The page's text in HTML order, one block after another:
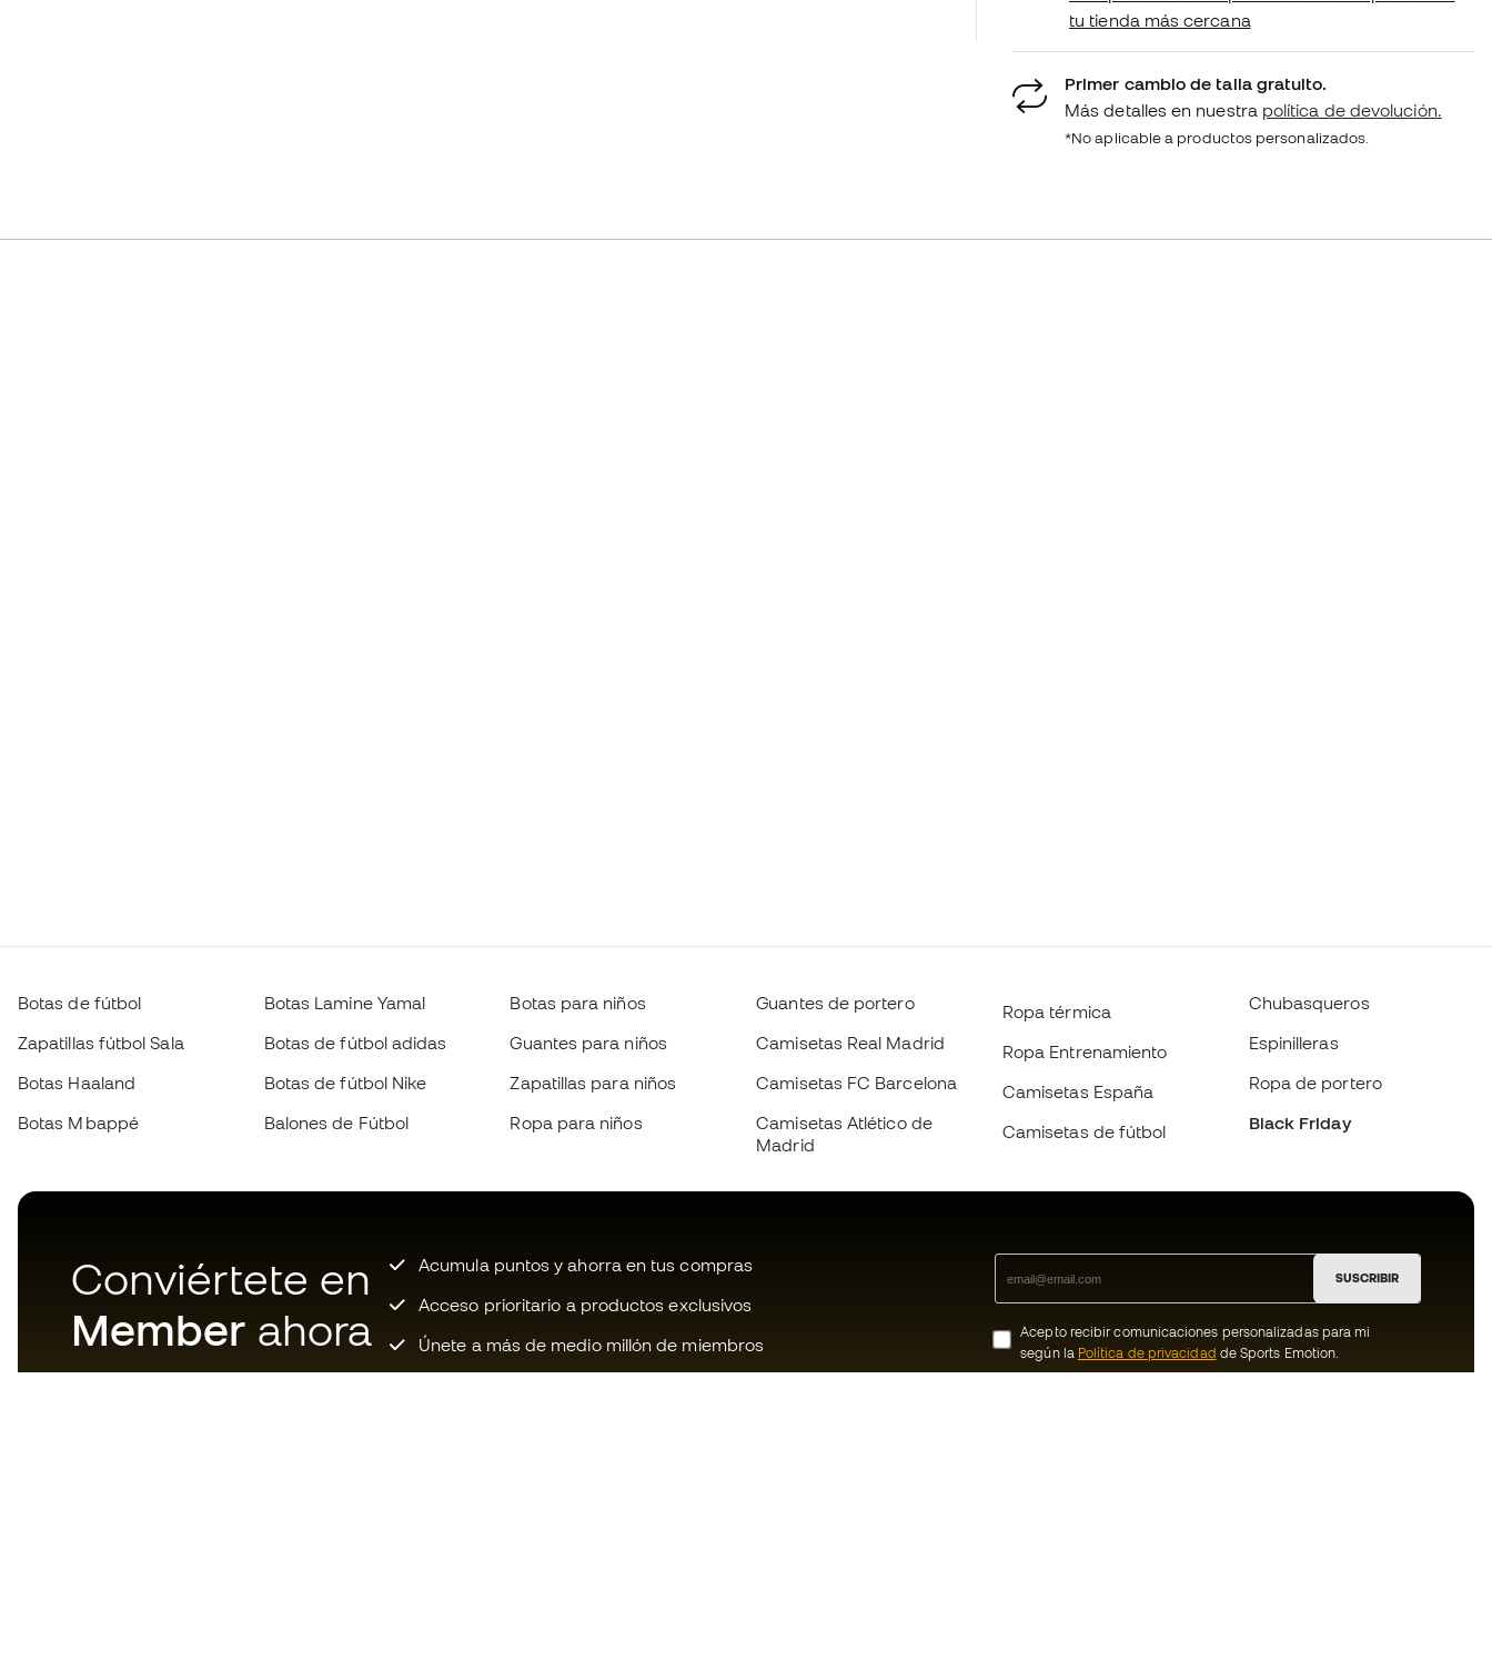
tu tienda más cercana
Primer cambio de talla gratuito.
Más detalles en nuestra política de devolución.
*No aplicable a productos personalizados.
Botas de fútbol
Zapatillas fútbol Sala
Botas Haaland
Botas Mbappé
Botas Lamine Yamal
Botas de fútbol adidas
Botas de fútbol Nike
Balones de Fútbol
Botas para niños
Guantes para niños
Zapatillas para niños
Ropa para niños
Guantes de portero
Camisetas Real Madrid
Camisetas FC Barcelona
Camisetas Atlético de
Madrid
Ropa térmica
Ropa Entrenamiento
Camisetas España
Camisetas de fútbol
Chubasqueros
Espinilleras
Ropa de portero
Black Friday
Conviértete en
Member ahora
Acumula puntos y ahorra en tus compras
Acceso prioritario a productos exclusivos
Únete a más de medio millón de miembros
SUSCRIBIR
Acepto recibir comunicaciones personalizadas para mi
según la Política de privacidad de Sports Emotion.